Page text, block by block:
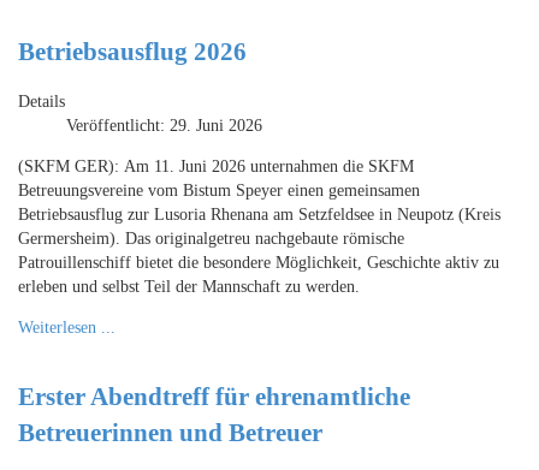
Betriebsausflug 2026
Details
Veröffentlicht: 29. Juni 2026
(SKFM GER): Am 11. Juni 2026 unternahmen die SKFM
Betreuungsvereine vom Bistum Speyer einen gemeinsamen
Betriebsausflug zur Lusoria Rhenana am Setzfeldsee in Neupotz (Kreis
Germersheim). Das originalgetreu nachgebaute römische
Patrouillenschiff bietet die besondere Möglichkeit, Geschichte aktiv zu
erleben und selbst Teil der Mannschaft zu werden.
Weiterlesen ...
Erster Abendtreff für ehrenamtliche
Betreuerinnen und Betreuer